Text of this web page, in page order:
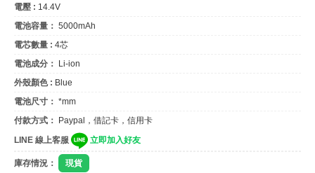
電壓 : 14.4V
電池容量： 5000mAh
電芯數量 : 4芯
電池成分： Li-ion
外殼顏色 : Blue
電池尺寸： *mm
付款方式： Paypal，借記卡，信用卡
LINE 線上客服
立即加入好友
庫存情況： 現貨